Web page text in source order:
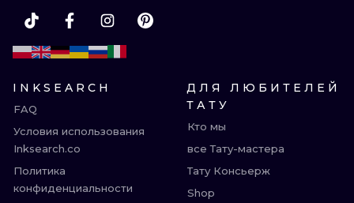
INKSEARCH
FAQ
Условия использования
Inksearch.co
Политика
конфиденциальности
ДЛЯ ЛЮБИТЕЛЕЙ
ТАТУ
Кто мы
все Тату-мастера
Тату Консьерж
Shop